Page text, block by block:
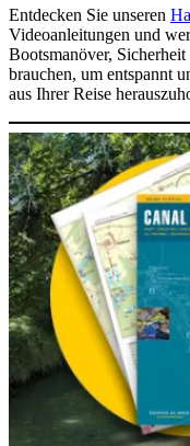
Entdecken Sie unseren
Videoanleitungen und
Bootsmanöver,
brauchen, um entspannt
aus Ihrer Reise